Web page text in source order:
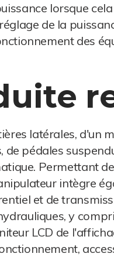
lorsque
de la
des
latérales, d'un
pédales
Permettant
intègre
et de
y
LCD de